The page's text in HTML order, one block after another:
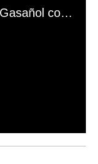
El mal momento de Yanina Gasañol con un hincha argentino en "Subrayado"